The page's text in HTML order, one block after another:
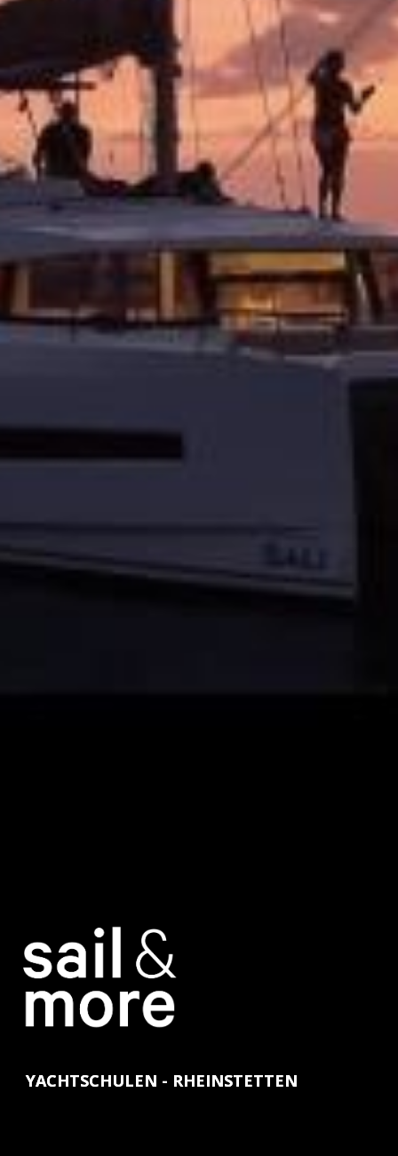
YACHTSCHULEN - RHEINSTETTEN